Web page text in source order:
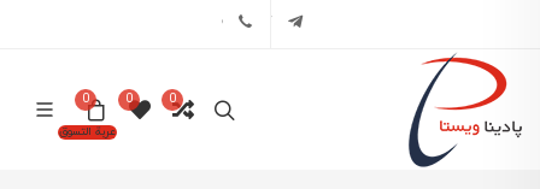
تلگرام
0
0
عربة التسوق
0